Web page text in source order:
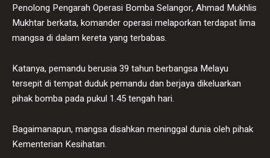
Penolong Pengarah Operasi Bomba Selangor, Ahmad Mukhlis
Mukhtar berkata, komander operasi melaporkan terdapat lima
mangsa di dalam kereta yang terbabas.
Katanya, pemandu berusia 39 tahun berbangsa Melayu
tersepit di tempat duduk pemandu dan berjaya dikeluarkan
pihak bomba pada pukul 1.45 tengah hari.
Bagaimanapun, mangsa disahkan meninggal dunia oleh pihak
Kementerian Kesihatan.